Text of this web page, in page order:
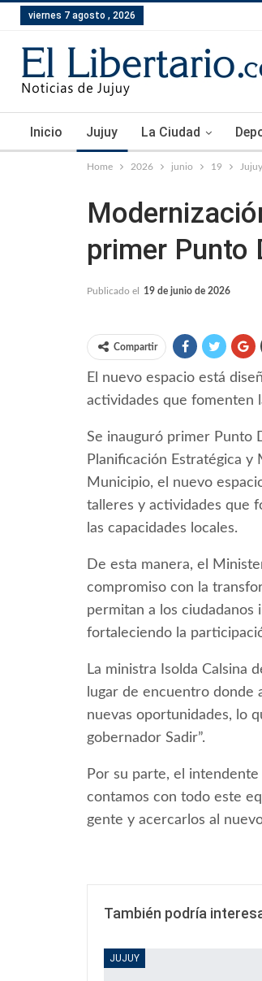
viernes 7 agosto , 2026
Inicio Jujuy La Ciudad
Home 2026 junio 19 Jujuy
primer Punto
Publicado el 19 de junio de 2026
Compartir
El nuevo espacio está
actividades que fomenten
Se inauguró primer Punto
Planificación Estratégica
Municipio, el nuevo
talleres y actividades que
las capacidades locales.
De esta manera, el
compromiso con la
permitan a los ciudadanos
fortaleciendo la
La ministra Isolda Calsina
lugar de encuentro donde
nuevas oportunidades, lo
gobernador Sadir”.
Por su parte, el
contamos con todo este
gente y acercarlos al
También podría
JUJUY